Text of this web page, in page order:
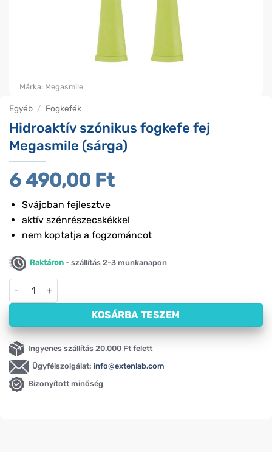
Egyéb / Fogkefék
Hidroaktív szónikus fogkefe fej
Megasmile (sárga)
6 490,00 Ft
Svájcban fejlesztve
aktív szénrészecskékkel
nem koptatja a fogzománcot
Raktáron - szállítás 2-3 munkanapon
Hidroaktív szónikus fogkefe fej Megasmile (sárga) mennyiség
KOSÁRBA TESZEM
Ingyenes szállítás 20.000 Ft felett
Ügyfélszolgálat: info@extenlab.com
Bizonyított minőség
Márka: Megasmile